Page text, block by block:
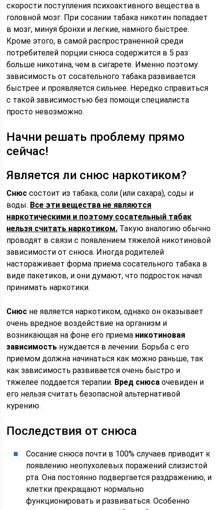
скорости поступления психоактивного вещества в
головной мозг. При сосании табака никотин попадает
в мозг, минуя бронхи и легкие, намного быстрее.
Кроме этого, в самой распространенной среди
потребителей порции снюса содержится в 5 раз
больше никотина, чем в сигарете. Именно поэтому
зависимость от сосательного табака развивается
быстрее и проявляется сильнее. Нередко справиться
с такой зависимостью без помощи специалиста
просто невозможно.
Начни решать проблему прямо
сейчас!
Является ли снюс наркотиком?
Снюс состоит из табака, соли (или сахара), соды и
воды. Все эти вещества не являются
наркотическими и поэтому сосательный табак
нельзя считать наркотиком. Такую аналогию обычно
проводят в связи с появлением тяжелой никотиновой
зависимости от снюса. Иногда родителей
настораживает форма приема сосательного табака в
виде пакетиков, и они думают, что подросток начал
принимать наркотики.
Снюс не является наркотиком, однако он оказывает
очень вредное воздействие на организм и
возникающая на фоне его приема никотиновая
зависимость нуждается в лечении. Борьба с его
приемом должна начинаться как можно раньше, так
как зависимость развивается очень быстро и
тяжелее поддается терапии. Вред снюса очевиден и
его нельзя считать безопасной альтернативой
курению.
Последствия от снюса
Сосание снюса почти в 100% случаев приводит к
появлению неопухолевых поражений слизистой
рта. Она постоянно подвергается раздражению, и
клетки прекращают нормально
функционировать и развиваться. Особенно